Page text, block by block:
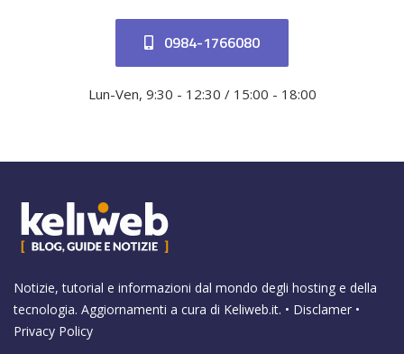
0984-1766080
Lun-Ven, 9:30 - 12:30 / 15:00 - 18:00
Notizie, tutorial e informazioni dal mondo degli hosting e della
tecnologia. Aggiornamenti a cura di Keliweb.it. • Disclamer •
Privacy Policy